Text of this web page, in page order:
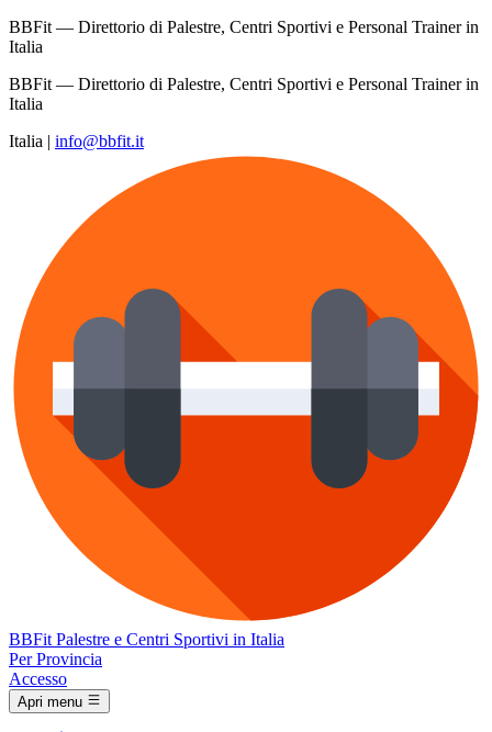
BBFit — Direttorio di Palestre, Centri Sportivi e Personal Trainer in
Italia
BBFit — Direttorio di Palestre, Centri Sportivi e Personal Trainer in
Italia
Italia | info@bbfit.it
BBFit Palestre e Centri Sportivi in Italia
Per Provincia
Accesso
Apri menu